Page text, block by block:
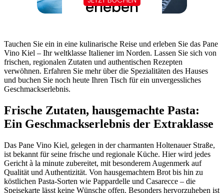
Tauchen Sie ein in eine kulinarische Reise und erleben Sie das Pane
Vino Kiel – Ihr weltklasse Italiener im Norden. Lassen Sie sich von
frischen, regionalen Zutaten und authentischen Rezepten
verwöhnen. Erfahren Sie mehr über die Spezialitäten des Hauses
und buchen Sie noch heute Ihren Tisch für ein unvergessliches
Geschmackserlebnis.
Frische Zutaten, hausgemachte Pasta:
Ein Geschmackserlebnis der Extraklasse
Das Pane Vino Kiel, gelegen in der charmanten Holtenauer Straße,
ist bekannt für seine frische und regionale Küche. Hier wird jedes
Gericht à la minute zubereitet, mit besonderem Augenmerk auf
Qualität und Authentizität. Von hausgemachtem Brot bis hin zu
köstlichen Pasta-Sorten wie Pappardelle und Casarecce – die
Speisekarte lässt keine Wünsche offen. Besonders hervorzuheben ist